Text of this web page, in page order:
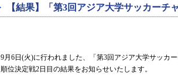
【結果】「第3回アジア大学サッカーチ
9月6日(火)に行われました、「第3回アジア大学サッカー
順位決定戦2日目の結果をお知らせいたします。